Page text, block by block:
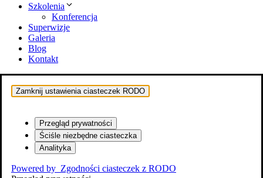
Szkolenia
Konferencja
Superwizje
Galeria
Blog
Kontakt
Zamknij ustawienia ciasteczek RODO
Przegląd prywatności
Ściśle niezbędne ciasteczka
Analityka
Powered by Zgodności ciasteczek z RODO